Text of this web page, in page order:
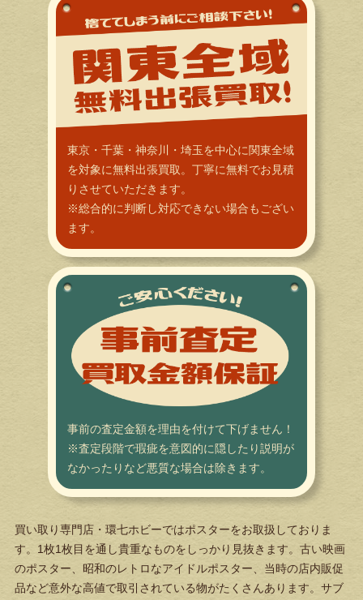
東京・千葉・神奈川・埼玉を中心に関東全域
を対象に無料出張買取。丁寧に無料でお見積
りさせていただきます。
※総合的に判断し対応できない場合もござい
ます。
事前の査定金額を理由を付けて下げません！
※査定段階で瑕疵を意図的に隠したり説明が
なかったりなど悪質な場合は除きます。
買い取り専門店・環七ホビーではポスターをお取扱しておりま
す。1枚1枚目を通し貴重なものをしっかり見抜きます。古い映画
のポスター、昭和のレトロなアイドルポスター、当時の店内販促
品など意外な高値で取引されている物がたくさんあります。サブ